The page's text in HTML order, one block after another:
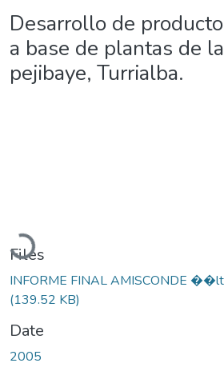
Desarrollo de
a base de plantas de
pejibaye, Turrialba.
Loading...
Files
INFORME FINAL AMISCONDE
(139.52 KB)
Date
2005